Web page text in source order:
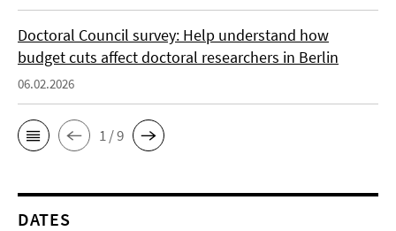
Doctoral Council survey: Help understand how
budget cuts affect doctoral researchers in Berlin
06.02.2026
1 / 9
DATES